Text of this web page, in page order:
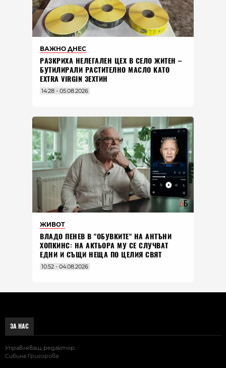
ВАЖНО ДНЕС
РАЗКРИХА НЕЛЕГАЛЕН ЦЕХ В СЕЛО ЖИТЕН –
БУТИЛИРАЛИ РАСТИТЕЛНО МАСЛО КАТО
EXTRA VIRGIN ЗЕХТИН
14:28 - 05.08.2026
ЖИВОТ
ВЛАДO ПЕНЕВ В "ОБУВКИТЕ" НА АНТЪНИ
ХОПКИНС: НА АКТЬОРА МУ СЕ СЛУЧВАТ
ЕДНИ И СЪЩИ НЕЩА ПО ЦЕЛИЯ СВЯТ
10:52 - 04.08.2026
ЗА НАС
Управляващ редактор:
Сибина Григорова